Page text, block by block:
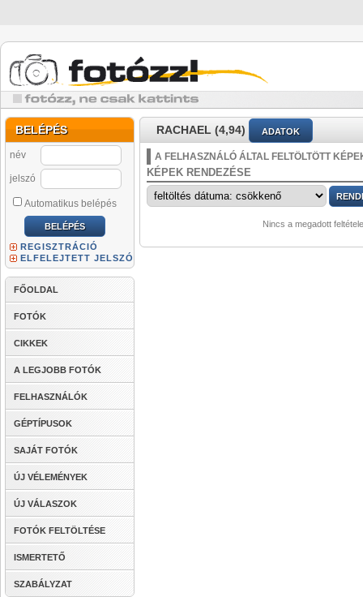
BELÉPÉS
név
jelszó
Automatikus belépés
REGISZTRÁCIÓ
ELFELEJTETT JELSZÓ
FŐOLDAL
FOTÓK
CIKKEK
A LEGJOBB FOTÓK
FELHASZNÁLÓK
GÉPTÍPUSOK
SAJÁT FOTÓK
ÚJ VÉLEMÉNYEK
ÚJ VÁLASZOK
FOTÓK FELTÖLTÉSE
ISMERTETŐ
SZABÁLYZAT
RACHAEL (4,94) ADATOK
A FELHASZNÁLÓ ÁLTAL FELTÖLTÖTT
KÉPEK RENDEZÉSE
Nincs a megadott